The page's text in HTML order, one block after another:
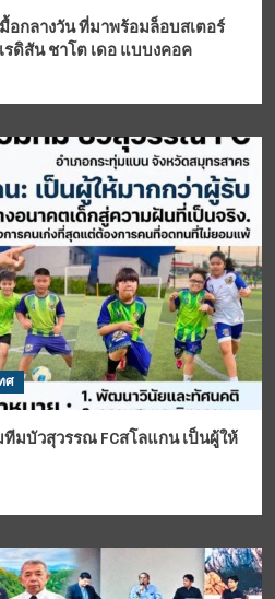
กลางวัน ที่มาพร้อมล็อบสเตอร์
รดิสัน ชาโต เดอ แบบงคอค
ศ
มบัวสุวรรณ FCสโลแกน เป็นผู้ให้